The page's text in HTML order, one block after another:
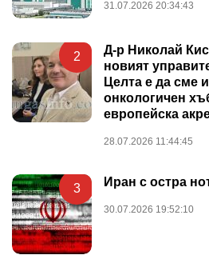
31.07.2026 20:34:43
2
Д-р Николай
новият
Целта е да сме
онкологичен
европейска
28.07.2026 11:44:45
3 Иран с остра
30.07.2026 19:52:10